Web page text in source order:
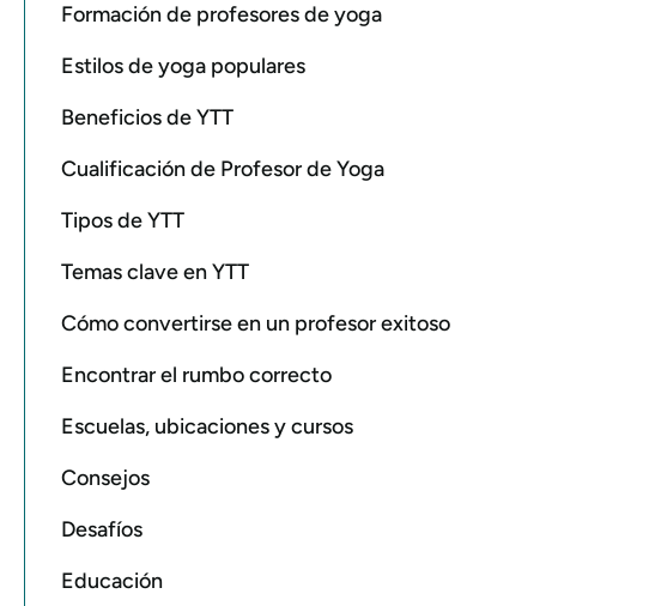
Formación de profesores de yoga
Estilos de yoga populares
Beneficios de YTT
Cualificación de Profesor de Yoga
Tipos de YTT
Temas clave en YTT
Cómo convertirse en un profesor exitoso
Encontrar el rumbo correcto
Escuelas, ubicaciones y cursos
Consejos
Desafíos
Educación